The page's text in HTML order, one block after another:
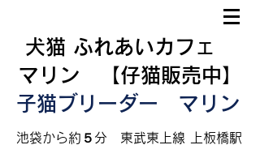
犬猫 ふれあいカフェ
マリン 【仔猫販売中】
子猫ブリーダー マリン
​池袋から約５分 東武東上線 上板橋駅